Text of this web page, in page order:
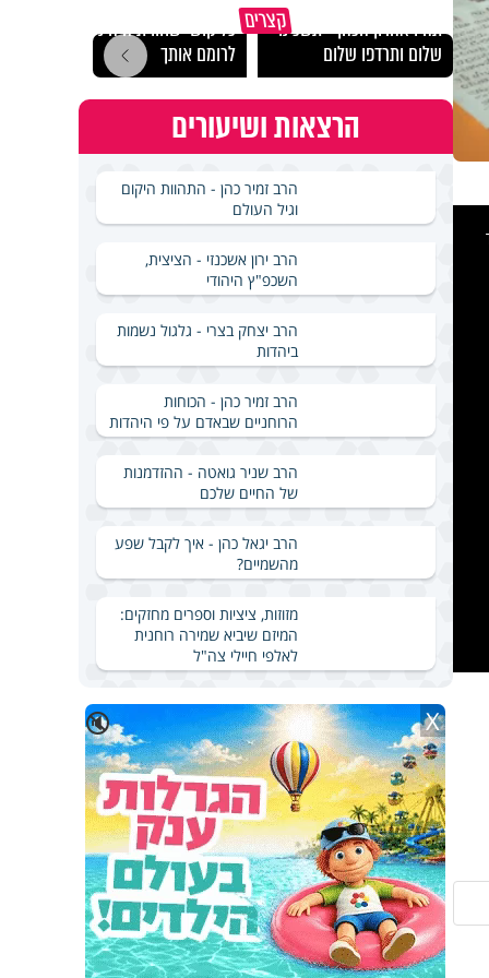
קצריםתהיו אהרון הכהן - תשכינו
שלום ותרדפו שלום
כל קושי שחווית היה ניסיון
לרומם אותך
הרצאות ושיעורים
הרב זמיר כהן - התהוות היקום
וגיל העולם
הרב ירון אשכנזי - הציצית,
השכפ"ץ היהודי
הרב יצחק בצרי - גלגול נשמות
ביהדות
הרב זמיר כהן - הכוחות
הרוחניים שבאדם על פי היהדות
הרב שניר גואטה - ההזדמנות
של החיים שלכם
הרב יגאל כהן - איך לקבל שפע
מהשמיים?
מזוזות, ציציות וספרים מחזקים:
המיזם שיביא שמירה רוחנית
לאלפי חיילי צה"ל
🔇 X